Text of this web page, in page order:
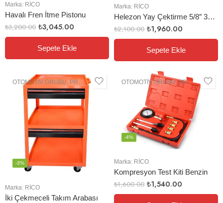
Marka: RİCO
Havalı Fren İtme Pistonu
₺3,200.00 ₺3,045.00
Sepete Ekle
Marka: RİCO
Helezon Yay Çektirme 5/8″ 370 mm
₺2,100.00 ₺1,960.00
Sepete Ekle
OTOMOTIV GRUBU,PROFESYONEL EL ALETLERI
Marka: RİCO
İki Çekmeceli Takım Arabası
-3%
OTOMOTIV GRUBU,PROFESYONEL EL ALETLERI
Marka: RİCO
Kompresyon Test Kiti Benzin
-4%
₺1,600.00 ₺1,540.00